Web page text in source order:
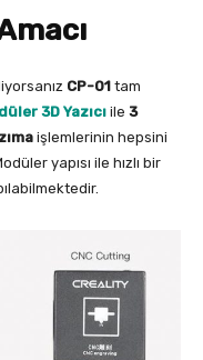
CP-01 tam
3D Yazıcıile 3
işlemlerinin hepsini
yapısı ile hızlı bir